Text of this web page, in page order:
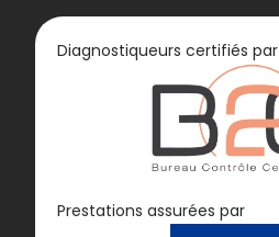
Diagnostic
Diagnostiqueurs certifiés par
Prestations assurées par